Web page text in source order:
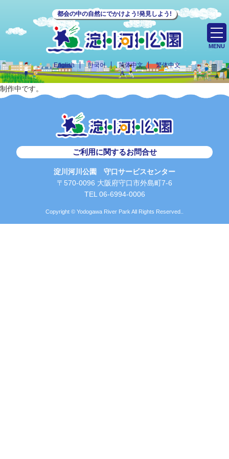
都会の中の自然にでかけよう!発見しよう!
English 한국어 简体中文 繁体中文
MENU
制作中です。
ご利用に関するお問合せ
淀川河川公園 守口サービスセンター
〒570-0096 大阪府守口市外島町7-6
TEL 06-6994-0006
Copyright © Yodogawa River Park All Rights Reserved..